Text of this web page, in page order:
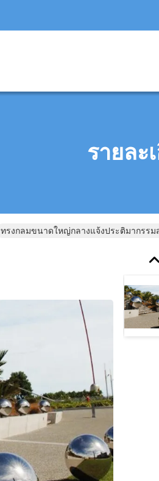
รายละ
ทรงกลมขนาดใหญ่กลางแจ้งประติมากรร